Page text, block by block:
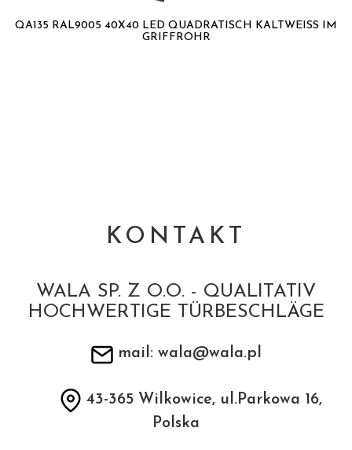
QA135 RAL9005 40X40 LED QUADRATISCH KALTWEISS IM G
RIFFROHR
KONTAKT
WALA SP. Z O.O. - QUALITATIV
HOCHWERTIGE TÜRBESCHLÄGE
mail: wala@wala.pl
43-365 Wilkowice, ul.Parkowa 16,
Polska